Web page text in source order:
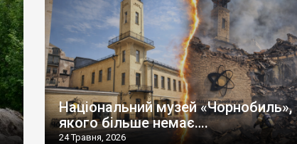
Національний музей «Чорнобиль»,
якого більше немає….
24 Травня, 2026